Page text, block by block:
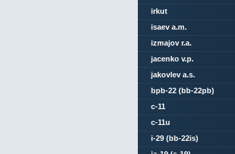
irkut
isaev a.m.
izmajov r.a.
jacenko v.p.
jakovlev a.s.
bpb-22 (bb-22pb)
c-11
c-11u
i-29 (bb-22is)